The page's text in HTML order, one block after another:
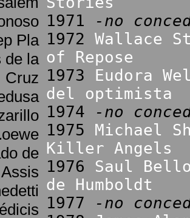
Pla
de la
Cruz
oewe
de
Assis
édicis
1971
-no
1972 Wallace
of Repose
1973 Eudora
del optimista
1974
-no
1975 Michael
Killer Angels
1976 Saul
de Humboldt
1977
-no